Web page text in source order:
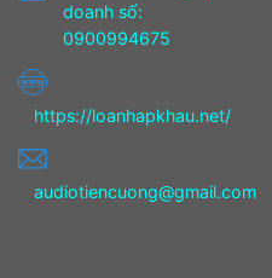
doanh số:
0900994675
https://loanhapkhau.net/
audiotiencuong@gmail.com